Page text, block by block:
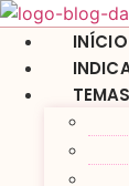
Ir
para
conteúdo
INÍCIO
TEMAS